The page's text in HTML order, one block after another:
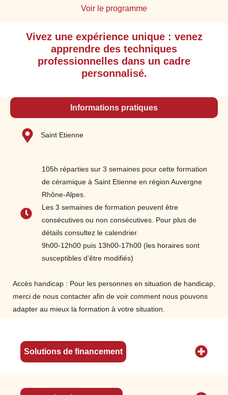
Appréhender l'environnement professionnel
ainsi que l'organisation du travail, en
respectant les consignes d’hygiène et de
technique
Identifier des différentes techniques de
coulage
Voir le programme
Vivez une expérience unique : venez
apprendre des techniques
professionnelles dans un cadre
personnalisé.
Informations pratiques
Saint Etienne
105h réparties sur 3 semaines pour cette formation
de céramique à Saint Etienne en région Auvergne
Rhône-Alpes.
Les 3 semaines de formation peuvent être
consécutives ou non consécutives. Pour plus de
détails consultez le calendrier.
9h00-12h00 puis 13h00-17h00 (les horaires sont
susceptibles d’être modifiés)
Accès handicap : Pour les personnes en situation de handicap,
merci de nous contacter afin de voir comment nous pouvons
adapter au mieux la formation à votre situation.
Solutions de financement